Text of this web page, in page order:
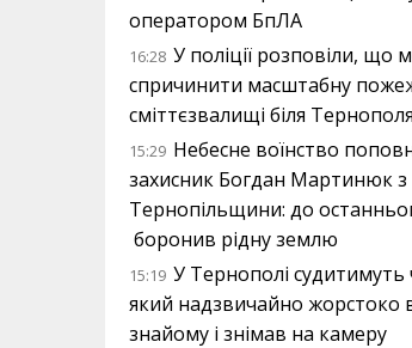
оператором БпЛА
16:28 У поліції розповіли, що
спричинити масштабну
сміттєзвалищі біля Тернополя
15:29 Небесне воїнство
захисник Богдан Мартинюк з
Тернопільщини: до
боронив рідну землю
15:19 У Тернополі судитимуть
який надзвичайно жорстоко
знайому і знімав на камеру